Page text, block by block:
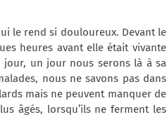
le rend si douloureux. Devant le
heures avant elle était vivante
un jour nous serons là à sa
nous ne savons pas dans
mais ne peuvent manquer de
âgés, lorsqu’ils ne ferment les